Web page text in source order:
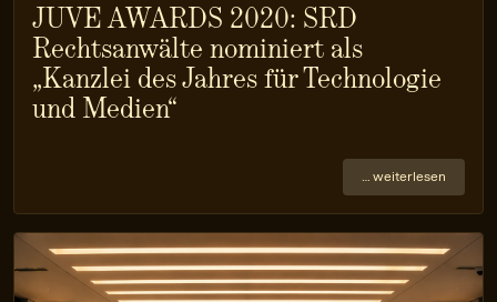
JUVE AWARDS 2020: SRD
Rechtsanwälte nominiert als
„Kanzlei des Jahres für Technologie
und Medien“
… weiterlesen